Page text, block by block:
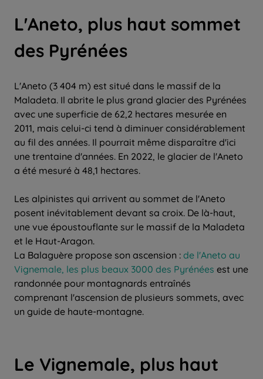
L'Aneto, plus haut sommet
des Pyrénées
L'Aneto (3 404 m) est situé dans le massif de la
Maladeta. Il abrite le plus grand glacier des Pyrénées
avec une superficie de 62,2 hectares mesurée en
2011, mais celui-ci tend à diminuer considérablement
au fil des années. Il pourrait même disparaître d'ici
une trentaine d'années. En 2022, le glacier de l'Aneto
a été mesuré à 48,1 hectares.
Les alpinistes qui arrivent au sommet de l'Aneto
posent inévitablement devant sa croix. De là-haut,
une vue époustouflante sur le massif de la Maladeta
et le Haut-Aragon.
La Balaguère propose son ascension : de l'Aneto au
Vignemale, les plus beaux 3000 des Pyrénées est une
randonnée pour montagnards entraînés
comprenant l'ascension de plusieurs sommets, avec
un guide de haute-montagne.
Le Vignemale, plus haut